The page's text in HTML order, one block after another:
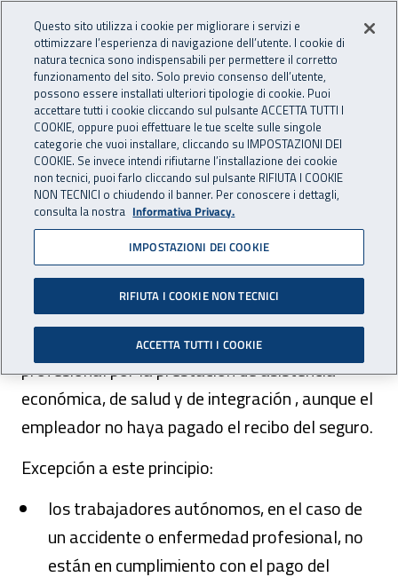
INAIL - Istituto Nazionale
Apri cerca
Navigazione principale
Navigazione - Ti trovi in:
Home For international visitors
Español
Actividades y servicios
La protección de los trabajadores
La protección de los
trabajadores
Inail protege a los trabajadores que sufren una
lesión en el trabajo o contraen una enfermedad
profesional por la prestación de asistencia
económica, de salud y de integración , aunque el
empleador no haya pagado el recibo del seguro.
Excepción a este principio:
los trabajadores autónomos, en el caso de
un accidente o enfermedad profesional, no
están en cumplimiento con el pago del
Questo sito utilizza i cookie per migliorare i servizi e
ottimizzare l’esperienza di navigazione dell’utente. I cookie di
natura tecnica sono indispensabili per permettere il corretto
funzionamento del sito. Solo previo consenso dell’utente,
possono essere installati ulteriori tipologie di cookie. Puoi
accettare tutti i cookie cliccando sul pulsante ACCETTA TUTTI I
COOKIE, oppure puoi effettuare le tue scelte sulle singole
categorie che vuoi installare, cliccando su IMPOSTAZIONI DEI
COOKIE. Se invece intendi rifiutarne l’installazione dei cookie
non tecnici, puoi farlo cliccando sul pulsante RIFIUTA I COOKIE
NON TECNICI o chiudendo il banner. Per conoscere i dettagli,
consulta la nostra Informativa Privacy.
IMPOSTAZIONI DEI COOKIE
RIFIUTA I COOKIE NON TECNICI
ACCETTA TUTTI I COOKIE